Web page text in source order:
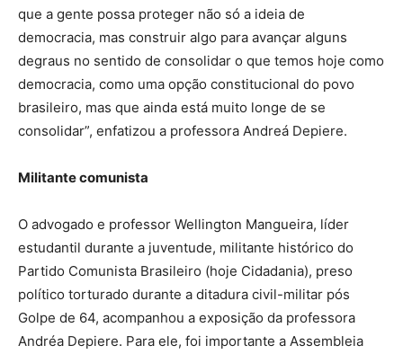
que a gente possa proteger não só a ideia de
democracia, mas construir algo para avançar alguns
degraus no sentido de consolidar o que temos hoje como
democracia, como uma opção constitucional do povo
brasileiro, mas que ainda está muito longe de se
consolidar”, enfatizou a professora Andreá Depiere.
Militante comunista
O advogado e professor Wellington Mangueira, líder
estudantil durante a juventude, militante histórico do
Partido Comunista Brasileiro (hoje Cidadania), preso
político torturado durante a ditadura civil-militar pós
Golpe de 64, acompanhou a exposição da professora
Andréa Depiere. Para ele, foi importante a Assembleia